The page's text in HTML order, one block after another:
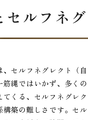
セルフネ
セルフネグレクト（
縄ではいかず、多くの
くる、セルフネグレ
構築の難しさです。セ